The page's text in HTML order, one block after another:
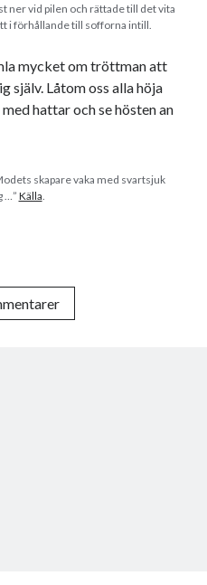
ner vid pilen och rättade till det vita
i förhållande till sofforna intill.
mycket om tröttman att
själv. Låtom oss alla höja
hattar och se hösten an
skapare vaka med svartsjuk
…” Källa.